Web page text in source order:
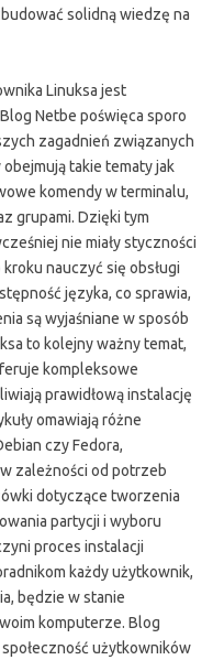
solidną wiedzę na
Linuksa jest
Netbe poświęca sporo
zagadnień związanych
takie tematy jak
komendy w terminalu,
grupami. Dzięki tym
nie miały styczności
nauczyć się obsługi
języka, co sprawia,
są wyjaśniane w sposób
to kolejny ważny temat,
kompleksowe
prawidłową instalację
omawiają różne
czy Fedora,
zależności od potrzeb
dotyczące tworzenia
partycji i wyboru
proces instalacji
każdy użytkownik,
będzie w stanie
komputerze. Blog
użytkowników